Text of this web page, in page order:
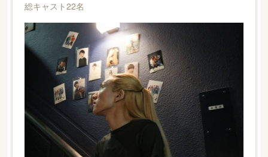
総キャスト22名